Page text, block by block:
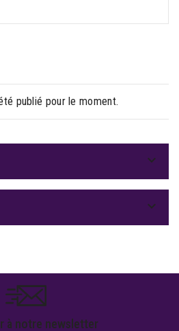
publié pour le moment.


à notre newsletter